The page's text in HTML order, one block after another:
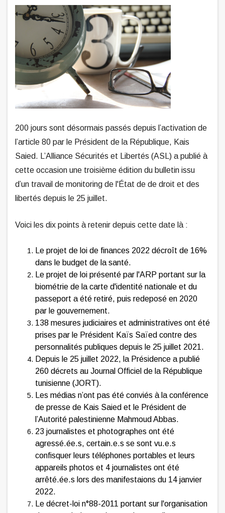
200 jours sont désormais passés depuis l’activation de
l’article 80 par le Président de la République, Kais
Saied. L’Alliance Sécurités et Libertés (ASL) a publié à
cette occasion une troisième édition du bulletin issu
d’un travail de monitoring de l'État de de droit et des
libertés depuis le 25 juillet.
Voici les dix points à retenir depuis cette date là :
Le projet de loi de finances 2022 décroît de 16%
dans le budget de la santé.
Le projet de loi présenté par l'ARP portant sur la
biométrie de la carte d'identité nationale et du
passeport a été retiré, puis redeposé en 2020
par le gouvernement.
138 mesures judiciaires et administratives ont été
prises par le Président Kaïs Saïed contre des
personnalités publiques depuis le 25 juillet 2021.
Depuis le 25 juillet 2022, la Présidence a publié
260 décrets au Journal Officiel de la République
tunisienne (JORT).
Les médias n’ont pas été conviés à la conférence
de presse de Kais Saied et le Président de
l’Autorité palestinienne Mahmoud Abbas.
23 journalistes et photographes ont été
agressé.ée.s, certain.e.s se sont vu.e.s
confisquer leurs téléphones portables et leurs
appareils photos et 4 journalistes ont été
arrêté.ée.s lors des manifestaions du 14 janvier
2022.
Le décret-loi n°88-2011 portant sur l'organisation